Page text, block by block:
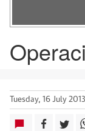
Tuesday, 16 July